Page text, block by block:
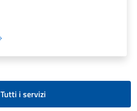
Tutti i servizi